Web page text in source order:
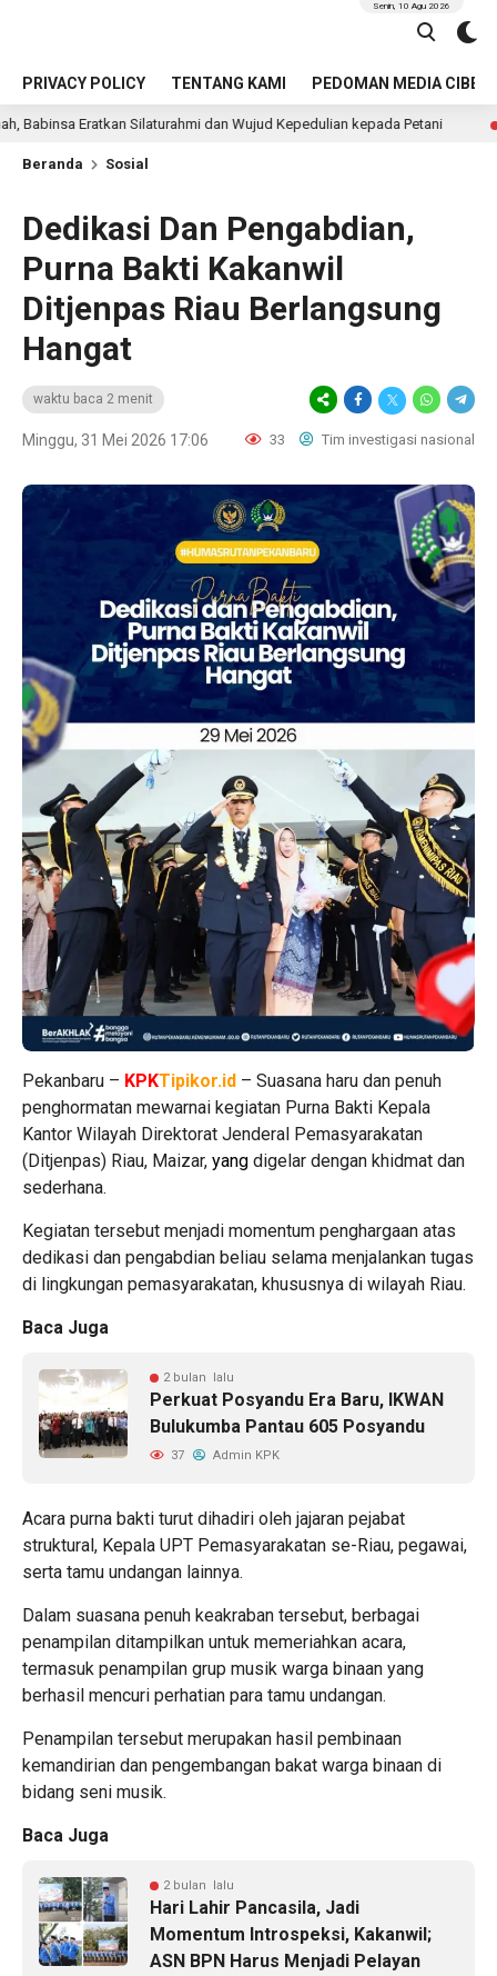
PRIVACY POLICY TENTANG KAMI PEDOMAN MEDIA CIBER
Senin, 10 Agu 2026
Silaturahmi dan Wujud Kepedulian kepada Petani 12 jam lalu
Beranda Sosial
Dedikasi Dan Pengabdian,
Purna Bakti Kakanwil
Ditjenpas Riau Berlangsung
Hangat
waktu baca 2 menit
Minggu, 31 Mei 2026 17:06 33 Tim investigasi nasional
Pekanbaru – KPKTipikor.id – Suasana haru dan penuh
penghormatan mewarnai kegiatan Purna Bakti Kepala
Kantor Wilayah Direktorat Jenderal Pemasyarakatan
(Ditjenpas) Riau, Maizar, yang digelar dengan khidmat dan
sederhana.
Kegiatan tersebut menjadi momentum penghargaan atas
dedikasi dan pengabdian beliau selama menjalankan tugas
di lingkungan pemasyarakatan, khususnya di wilayah Riau.
Baca Juga
2 bulan lalu
Perkuat Posyandu Era Baru, IKWAN
Bulukumba Pantau 605 Posyandu
37 Admin KPK
Acara purna bakti turut dihadiri oleh jajaran pejabat
struktural, Kepala UPT Pemasyarakatan se-Riau, pegawai,
serta tamu undangan lainnya.
Dalam suasana penuh keakraban tersebut, berbagai
penampilan ditampilkan untuk memeriahkan acara,
termasuk penampilan grup musik warga binaan yang
berhasil mencuri perhatian para tamu undangan.
Penampilan tersebut merupakan hasil pembinaan
kemandirian dan pengembangan bakat warga binaan di
bidang seni musik.
Baca Juga
2 bulan lalu
Hari Lahir Pancasila, Jadi
Momentum Introspeksi, Kakanwil;
ASN BPN Harus Menjadi Pelayan